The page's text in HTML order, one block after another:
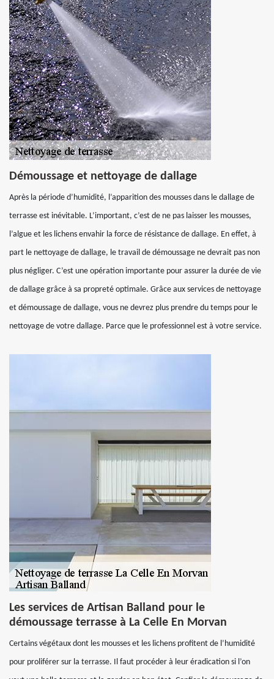
Démoussage et nettoyage de dallage
Après la période d’humidité, l’apparition des mousses dans le dallage de
terrasse est inévitable. L’important, c’est de ne pas laisser les mousses,
l’algue et les lichens envahir la force de résistance de dallage. En effet, à
part le nettoyage de dallage, le travail de démoussage ne devrait pas non
plus négliger. C’est une opération importante pour assurer la durée de vie
de dallage grâce à sa propreté optimale. Grâce aux services de nettoyage
et démoussage de dallage, vous ne devrez plus prendre du temps pour le
nettoyage de votre dallage. Parce que le professionnel est à votre service.
Les services de Artisan Balland pour le
démoussage terrasse à La Celle En Morvan
Certains végétaux dont les mousses et les lichens profitent de l’humidité
pour proliférer sur la terrasse. Il faut procéder à leur éradication si l’on